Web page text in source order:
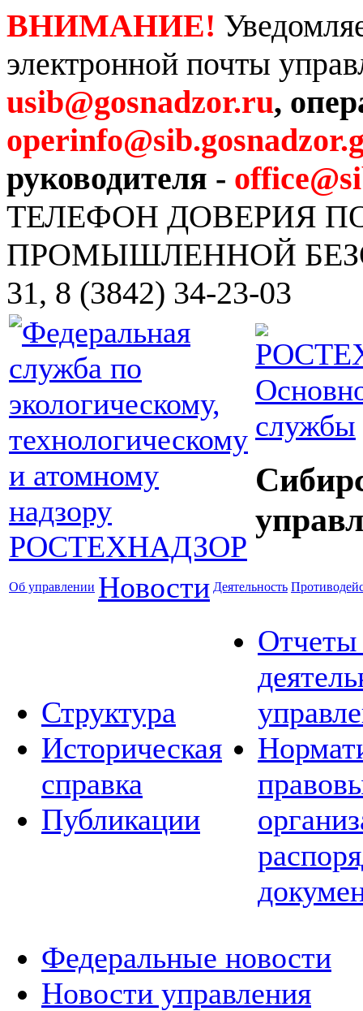
ВНИМАНИЕ!
электронной почты
usib@gosnadzor.ru,
руководителя -
ТЕЛЕФОН ДОВЕРИЯ
ПРОМЫШЛЕННОЙ
31, 8 (3842) 34-23-03
службы
Об управлении Новости Деятельность
Структура
Историческая
справка
Публикации
Отчеты
Федеральные новости
Новости управления